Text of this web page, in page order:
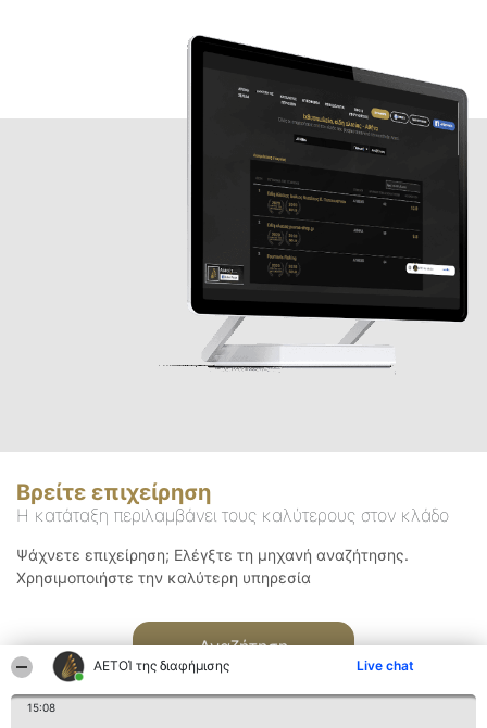
ΑΕΤΟΊ της διαφήμισης Live chat
15:08
Βρείτε επιχείρηση
Η κατάταξη περιλαμβάνει τους καλύτερους στον κλάδο
Ψάχνετε επιχείρηση; Ελέγξτε τη μηχανή αναζήτησης.
Χρησιμοποιήστε την καλύτερη υπηρεσία
Αναζήτηση